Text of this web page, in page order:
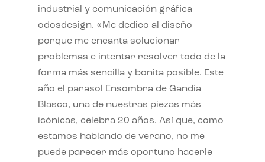
industrial y comunicación gráfica
odosdesign. «Me dedico al diseño
porque me encanta solucionar
problemas e intentar resolver todo de la
forma más sencilla y bonita posible. Este
año el parasol Ensombra de Gandia
Blasco, una de nuestras piezas más
icónicas, celebra 20 años. Así que, como
estamos hablando de verano, no me
puede parecer más oportuno hacerle